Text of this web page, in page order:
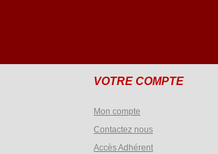
VOTRE COMPTE
Mon compte
Contactez nous
Accès Adhérent